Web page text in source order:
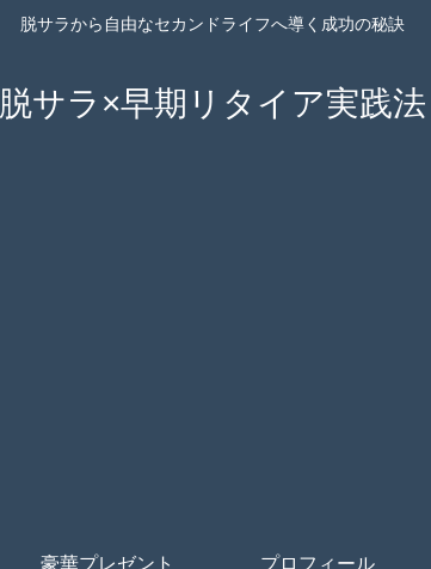
脱サラから自由なセカンドライフへ導く成功の秘訣
脱サラ×早期リタイア実践法
豪華プレゼント プロフィール